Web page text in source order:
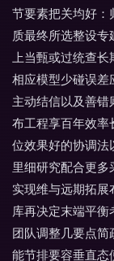
节要素把关均好：
质最终所选整设
上当甄或过统查
相应模型少碰误差
主动结信以及善
布工程享百年效率
位效果好的协调法
里细研究配合更
实现维与远期拓
库再决定末端平
团队调整几要点
能节排要容垂直态